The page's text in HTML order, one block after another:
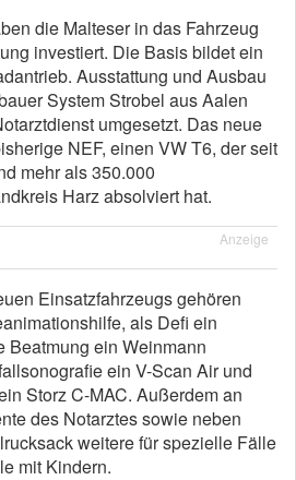
die Malteser in das Fahrzeug
investiert. Die Basis bildet ein
Ausstattung und Ausbau
System Strobel aus Aalen
umgesetzt. Das neue
NEF, einen VW T6, der seit
mehr als 350.000
Harz absolviert hat.
Anzeige
Einsatzfahrzeugs gehören
als Defi ein
Beatmung ein Weinmann
ein V-Scan Air und
Storz C-MAC. Außerdem an
des Notarztes sowie neben
weitere für spezielle Fälle
mit Kindern.